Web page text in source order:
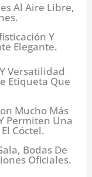
Al Aire Libre,
Y
Elegante.
Versatilidad
Etiqueta Que
Mucho Más
Permiten Una
Cóctel.
Bodas De
Oficiales.